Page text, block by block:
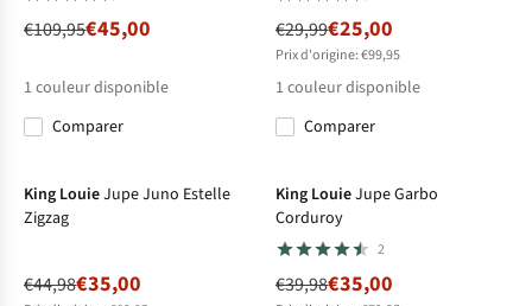
€109,95€45,00
1 couleur disponible
Comparer
€29,99€25,00
Prix d'origine: €99,95
1 couleur disponible
Comparer
King LouieJupe Juno Estelle
Zigzag
€44,98€35,00
King LouieJupe Garbo
Corduroy
2
€39,98€35,00